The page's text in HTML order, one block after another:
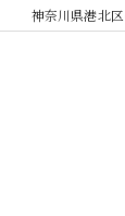
神奈川県港北